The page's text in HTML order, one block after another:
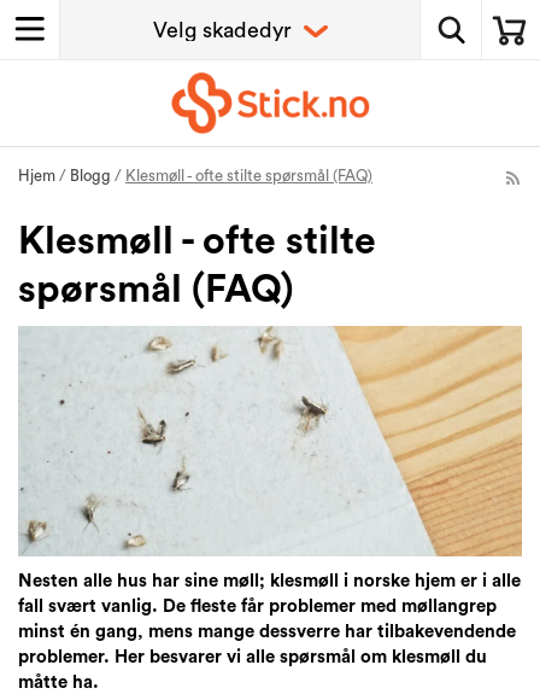
Hjem / Blogg / Klesmøll - ofte stilte spørsmål (FAQ)
Klesmøll - ofte stilte
spørsmål (FAQ)
Nesten alle hus har sine møll; klesmøll i norske hjem er i alle
fall svært vanlig. De fleste får problemer med møllangrep
minst én gang, mens mange dessverre har tilbakevendende
problemer. Her besvarer vi alle spørsmål om klesmøll du
måtte ha.